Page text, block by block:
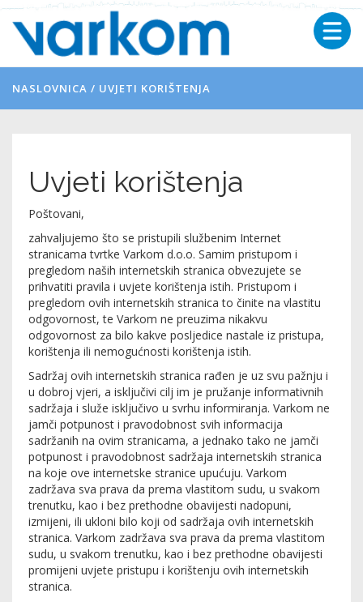
NASLOVNICA / UVJETI KORIŠTENJA
Uvjeti korištenja
Poštovani,
zahvaljujemo što se pristupili službenim Internet
stranicama tvrtke Varkom d.o.o. Samim pristupom i
pregledom naših internetskih stranica obvezujete se
prihvatiti pravila i uvjete korištenja istih. Pristupom i
pregledom ovih internetskih stranica to činite na vlastitu
odgovornost, te Varkom ne preuzima nikakvu
odgovornost za bilo kakve posljedice nastale iz pristupa,
korištenja ili nemogućnosti korištenja istih.
Sadržaj ovih internetskih stranica rađen je uz svu pažnju i
u dobroj vjeri, a isključivi cilj im je pružanje informativnih
sadržaja i služe isključivo u svrhu informiranja. Varkom ne
jamči potpunost i pravodobnost svih informacija
sadržanih na ovim stranicama, a jednako tako ne jamči
potpunost i pravodobnost sadržaja internetskih stranica
na koje ove internetske stranice upućuju. Varkom
zadržava sva prava da prema vlastitom sudu, u svakom
trenutku, kao i bez prethodne obavijesti nadopuni,
izmijeni, ili ukloni bilo koji od sadržaja ovih internetskih
stranica. Varkom zadržava sva prava da prema vlastitom
sudu, u svakom trenutku, kao i bez prethodne obavijesti
promijeni uvjete pristupu i korištenju ovih internetskih
stranica.